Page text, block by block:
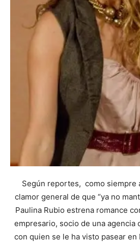
Según reportes, como siempre
clamor general de que “ya no
Paulina Rubio estrena romance
empresario, socio de una agencia
con quien se le ha visto pasear